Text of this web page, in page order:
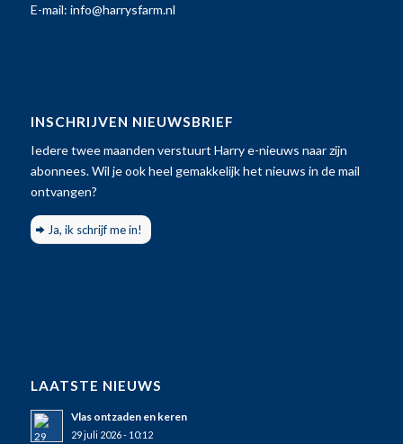
E-mail: info@harrysfarm.nl
INSCHRIJVEN NIEUWSBRIEF
Iedere twee maanden verstuurt Harry e-nieuws naar zijn
abonnees. Wil je ook heel gemakkelijk het nieuws in de mail
ontvangen?
Ja, ik schrijf me in!
LAATSTE NIEUWS
Vlas ontzaden en keren
29 juli 2026 - 10:12